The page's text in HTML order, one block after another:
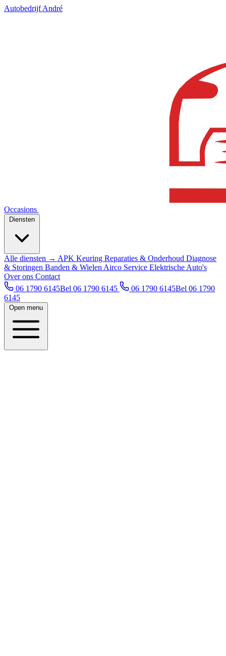
Autobedrijf André
Occasions
Alle diensten → APK Keuring Reparaties & Onderhoud Diagnose
& Storingen Banden & Wielen Airco Service Elektrische Auto's
Over ons Contact
06 1790 6145Bel 06 1790 6145 06 1790 6145Bel 06 1790
6145
Open menu